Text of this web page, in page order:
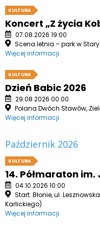
KULTURA
Koncert „Z życia
07.08.2026 19:00
Scena letnia – park w
Więcej informacji
KULTURA
Dzień Babic 2026
29.08.2026 00:00
Polana Dwóch Stawów,
Więcej informacji
Październik 2026
KULTURA
14. Półmaraton
04.10.2026 10:00
Start: Błonie, ul.
Karlickiego)
Więcej informacji